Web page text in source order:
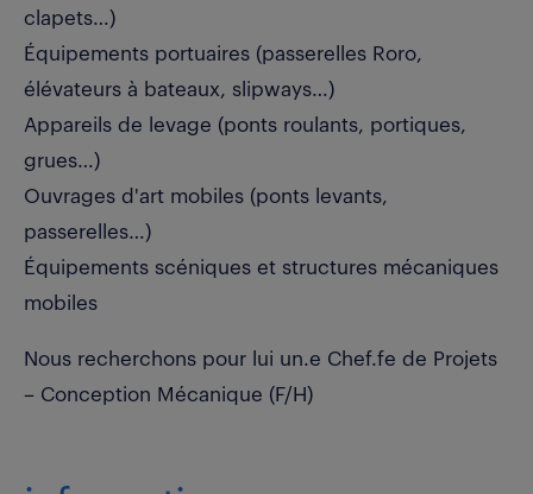
clapets…)
Équipements portuaires (passerelles Roro,
élévateurs à bateaux, slipways…)
Appareils de levage (ponts roulants, portiques,
grues…)
Ouvrages d'art mobiles (ponts levants,
passerelles…)
Équipements scéniques et structures mécaniques
mobiles
Nous recherchons pour lui un.e Chef.fe de Projets
– Conception Mécanique (F/H)